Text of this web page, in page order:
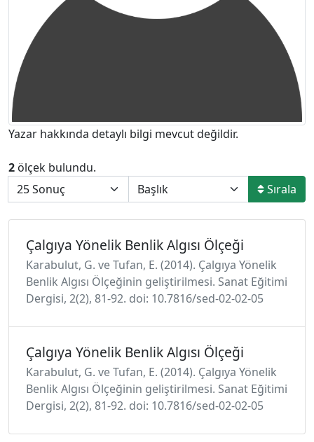
Yazar hakkında detaylı bilgi mevcut değildir.
2 ölçek bulundu.
Sırala
Çalgıya Yönelik Benlik Algısı Ölçeği
Karabulut, G. ve Tufan, E. (2014). Çalgıya Yönelik
Benlik Algısı Ölçeğinin geliştirilmesi. Sanat Eğitimi
Dergisi, 2(2), 81-92. doi: 10.7816/sed-02-02-05
Çalgıya Yönelik Benlik Algısı Ölçeği
Karabulut, G. ve Tufan, E. (2014). Çalgıya Yönelik
Benlik Algısı Ölçeğinin geliştirilmesi. Sanat Eğitimi
Dergisi, 2(2), 81-92. doi: 10.7816/sed-02-02-05